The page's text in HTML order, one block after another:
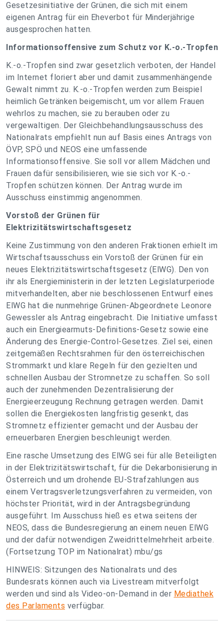
Gesetzesinitiative der Grünen, die sich mit einem
eigenen Antrag für ein Eheverbot für Minderjährige
ausgesprochen hatten.
Informationsoffensive zum Schutz vor K.-o.-Tropfen
K.-o.-Tropfen sind zwar gesetzlich verboten, der Handel
im Internet floriert aber und damit zusammenhängende
Gewalt nimmt zu. K.-o.-Tropfen werden zum Beispiel
heimlich Getränken beigemischt, um vor allem Frauen
wehrlos zu machen, sie zu berauben oder zu
vergewaltigen. Der Gleichbehandlungsausschuss des
Nationalrats empfiehlt nun auf Basis eines Antrags von
ÖVP, SPÖ und NEOS eine umfassende
Informationsoffensive. Sie soll vor allem Mädchen und
Frauen dafür sensibilisieren, wie sie sich vor K.-o.-
Tropfen schützen können. Der Antrag wurde im
Ausschuss einstimmig angenommen.
Vorstoß der Grünen für
Elektrizitätswirtschaftsgesetz
Keine Zustimmung von den anderen Fraktionen erhielt im
Wirtschaftsausschuss ein Vorstoß der Grünen für ein
neues Elektrizitätswirtschaftsgesetz (ElWG). Den von
ihr als Energieministerin in der letzten Legislaturperiode
mitverhandelten, aber nie beschlossenen Entwurf eines
ElWG hat die nunmehrige Grünen-Abgeordnete Leonore
Gewessler als Antrag eingebracht. Die Initiative umfasst
auch ein Energiearmuts-Definitions-Gesetz sowie eine
Änderung des Energie-Control-Gesetzes. Ziel sei, einen
zeitgemäßen Rechtsrahmen für den österreichischen
Strommarkt und klare Regeln für den gezielten und
schnellen Ausbau der Stromnetze zu schaffen. So soll
auch der zunehmenden Dezentralisierung der
Energieerzeugung Rechnung getragen werden. Damit
sollen die Energiekosten langfristig gesenkt, das
Stromnetz effizienter gemacht und der Ausbau der
erneuerbaren Energien beschleunigt werden.
Eine rasche Umsetzung des ElWG sei für alle Beteiligten
in der Elektrizitätswirtschaft, für die Dekarbonisierung in
Österreich und um drohende EU-Strafzahlungen aus
einem Vertragsverletzungsverfahren zu vermeiden, von
höchster Priorität, wird in der Antragsbegründung
ausgeführt. Im Ausschuss hieß es etwa seitens der
NEOS, dass die Bundesregierung an einem neuen ElWG
und der dafür notwendigen Zweidrittelmehrheit arbeite.
(Fortsetzung TOP im Nationalrat) mbu/gs
HINWEIS: Sitzungen des Nationalrats und des
Bundesrats können auch via Livestream mitverfolgt
werden und sind als Video-on-Demand in der Mediathek
des Parlaments verfügbar.